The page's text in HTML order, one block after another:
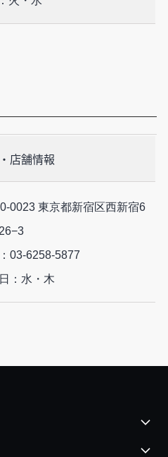
店舗情報
0023 東京都新宿区西新宿6
03-6258-5877
：水・木